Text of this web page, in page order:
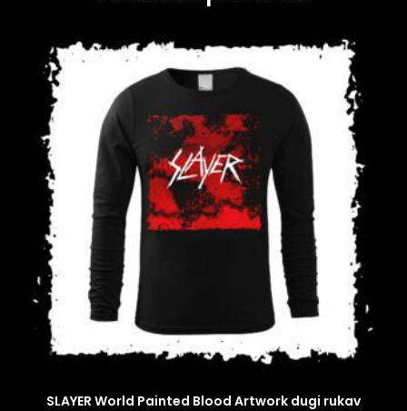
SLAYER World Painted Blood Artwork dugi rukav